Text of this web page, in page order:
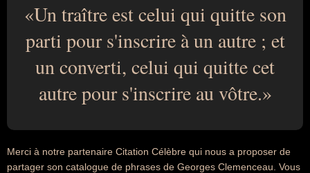
Un traître est celui qui quitte son
parti pour s'inscrire à un autre ; et
un converti, celui qui quitte cet
autre pour s'inscrire au vôtre.
Merci à notre partenaire Citation Célèbre qui nous a proposer de
partager son catalogue de phrases de Georges Clemenceau. Vous